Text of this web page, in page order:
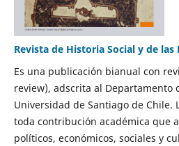
Revista de Historia Social y de
Es una publicación bianual con
review), adscrita al Departamento
Universidad de Santiago de Chile.
toda contribución académica que
políticos, económicos, sociales y